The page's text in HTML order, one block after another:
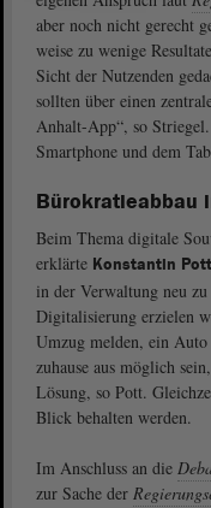
aber noch nicht gerecht
weise zu wenige
Sicht der Nutzenden
sollten über einen
Anhalt-App“, so
Smartphone und dem
Bürokratieabbau
Beim Thema digitale
erklärte Konstantin
in der Verwaltung neu
Digitalisierung erzielen
Umzug melden, ein
zuhause aus möglich
Lösung, so Pott.
Blick behalten werden.
Im Anschluss an die
zur Sache der